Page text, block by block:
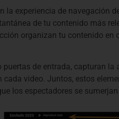
la experiencia de navegación
de tu contenido más
organizan tu contenido
de entrada, capturan
cada video. Juntos, estos
los espectadores se